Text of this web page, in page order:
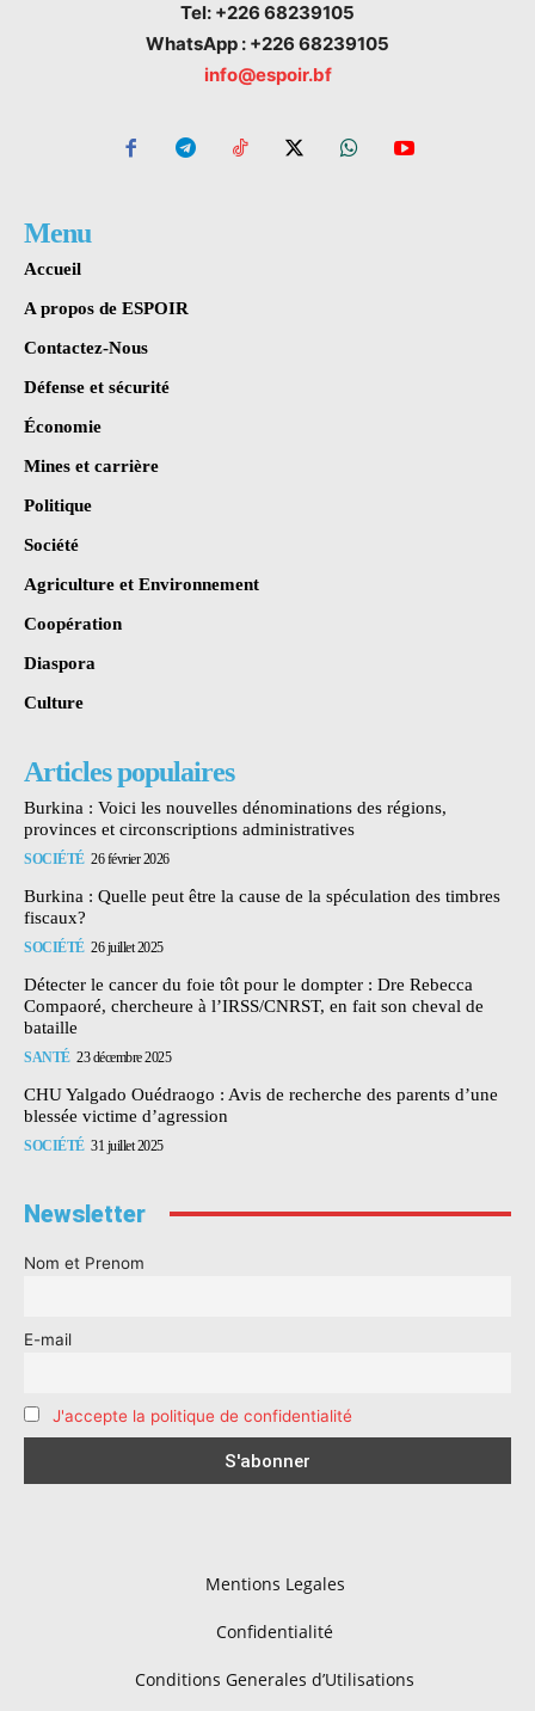
Tel: +226 68239105
WhatsApp : +226 68239105
info@espoir.bf
Menu
Accueil
A propos de ESPOIR
Contactez-Nous
Défense et sécurité
Économie
Mines et carrière
Politique
Société
Agriculture et Environnement
Coopération
Diaspora
Culture
Articles populaires
Burkina : Voici les nouvelles dénominations des régions,
provinces et circonscriptions administratives
SOCIÉTÉ 26 février 2026
Burkina : Quelle peut être la cause de la spéculation des timbres
fiscaux?
SOCIÉTÉ 26 juillet 2025
Détecter le cancer du foie tôt pour le dompter : Dre Rebecca
Compaoré, chercheure à l’IRSS/CNRST, en fait son cheval de
bataille
SANTÉ 23 décembre 2025
CHU Yalgado Ouédraogo : Avis de recherche des parents d’une
blessée victime d’agression
SOCIÉTÉ 31 juillet 2025
Newsletter
Nom et Prenom
E-mail
J'accepte la politique de confidentialité
Mentions Legales
Confidentialité
Conditions Generales d’Utilisations